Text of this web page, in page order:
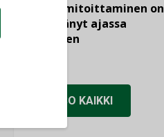
viemärimitoittaminen on
jämähtänyt ajassa
paikalleen
KATSO KAIKKI